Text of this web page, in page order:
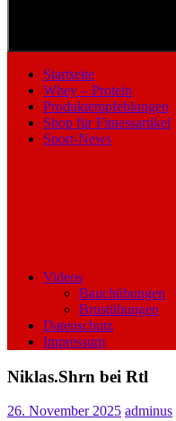
Startseite
Whey – Protein
Produktempfehlungen
Shop für Fitnessartikel
Sport-News
Videos
Bauchübungen
Brustübungen
Datenschutz
Impressum
Niklas.Shrn bei Rtl
26. November 2025 adminus